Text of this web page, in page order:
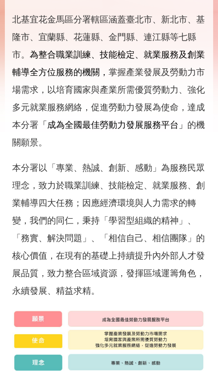
務
下
專
其
他
網
站
導
回
首
頁
English
民
信
箱
常
見
雙
語
隱
私
及
安
全
策
政
府
站
資
料
放
告
北基宜花金馬區分署轄區涵蓋臺北市、新北市、基
隆市、宜蘭縣、花蓮縣、金門縣、連江縣等七縣
市。 為整合職業訓練、技能檢定、就業服務及創業
輔導全方位服務的機關， 掌握產業發展及勞動力市
場需求，以培育國家與產業所需優質勞動力、強化
多元就業服務網絡，促進勞動力發展為使命，達成
本分署 「成為全國最佳勞動力發展服務平台」 的機
關願景。
本分署以「專業、熱誠、創新、感動」為服務民眾
理念，致力於職業訓練、技能檢定、就業服務、創
業輔導四大任務；因應經濟環境與人力需求的轉
變，我們的同仁，秉持「學習型組織的精神」、
「務實、解決問題」、「相信自己、相信團隊」的
核心價值，在現有的基礎上持續提升內外部人才發
展品質，致力整合區域資源，發揮區域運籌角色，
永續發展、精益求精。